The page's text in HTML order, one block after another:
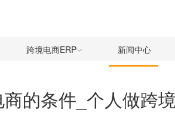
跨境电商ERP 新闻中心
的条件_个人做跨